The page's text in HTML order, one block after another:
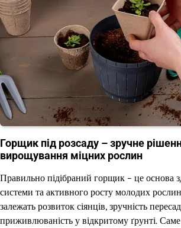
Горщик під розсаду – зручне
вирощування міцних рослин
Правильно підібраний горщик – це основа
системи та активного росту молодих
залежать розвиток сіянців, зручність
приживлюваність у відкритому ґрунті.